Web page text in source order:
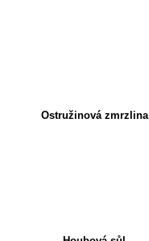
Ostružinová zmrzlina